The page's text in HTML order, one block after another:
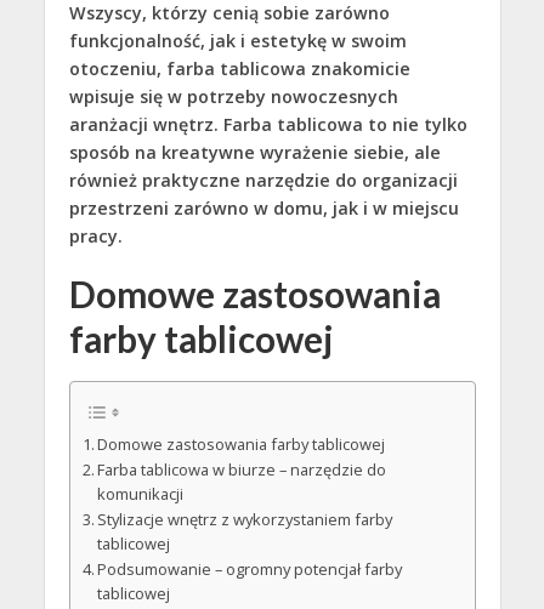
Wszyscy, którzy cenią sobie zarówno
funkcjonalność, jak i estetykę w swoim
otoczeniu, farba tablicowa znakomicie
wpisuje się w potrzeby nowoczesnych
aranżacji wnętrz. Farba tablicowa to nie tylko
sposób na kreatywne wyrażenie siebie, ale
również praktyczne narzędzie do organizacji
przestrzeni zarówno w domu, jak i w miejscu
pracy.
Domowe zastosowania
farby tablicowej
Domowe zastosowania farby tablicowej
Farba tablicowa w biurze – narzędzie do
komunikacji
Stylizacje wnętrz z wykorzystaniem farby
tablicowej
Podsumowanie – ogromny potencjał farby
tablicowej